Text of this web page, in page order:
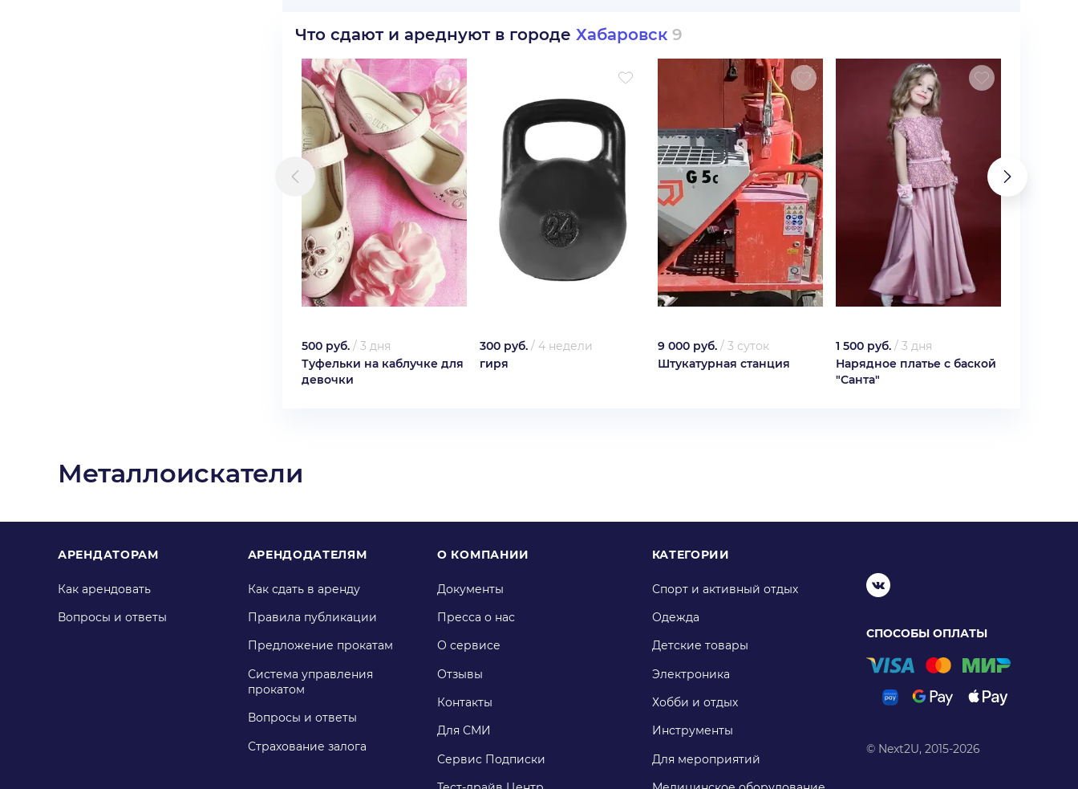
Что сдают и ареднуют в городе Хабаровск 9
500 руб. / 3 дня
Туфельки на каблучке для
девочки
300 руб. / 4 недели
гиря
9 000 руб. / 3 суток
Штукатурная станция
1 500 руб. / 3 дня
Нарядное платье с баской
"Санта"
Металлоискатели
АРЕНДАТОРАМ
Как арендовать
Вопросы и ответы
АРЕНДОДАТЕЛЯМ
Как сдать в аренду
Правила публикации
Предложение прокатам
Система управления
прокатом
Вопросы и ответы
Страхование залога
О КОМПАНИИ
Документы
Пресса о нас
О сервисе
Отзывы
Контакты
Для СМИ
Сервис Подписки
КАТЕГОРИИ
Спорт и активный отдых
Одежда
Детские товары
Электроника
Хобби и отдых
Инструменты
Для мероприятий
СПОСОБЫ ОПЛАТЫ
© Next2U, 2015-2026